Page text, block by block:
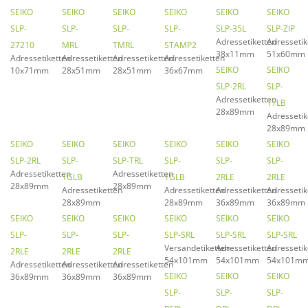
SEIKO
SLP-
27210
Adressetiketten
10x71mm
SEIKO
SLP-
MRL
Adressetiketten
28x51mm
SEIKO
SLP-
TMRL
Adressetiketten
28x51mm
SEIKO
SLP-
STAMP2
Adressetiketten
36x67mm
SEIKO
SLP-35L
Adressetiketten
38x11mm
SEIKO
SLP-ZIP
51x60mm
SEIKO
SLP-2RL
Adressetiketten
28x89mm
SEIKO
SLP-
1YLB
28x89mm
SEIKO
SLP-2RL
Adressetiketten
28x89mm
SEIKO
SLP-
1GLB
Adressetiketten
28x89mm
SEIKO
SLP-TRL
Adressetiketten
28x89mm
SEIKO
SLP-
1GLB
Adressetiketten
28x89mm
SEIKO
SLP-
2RLE
Adressetiketten
36x89mm
SEIKO
SLP-
2RLE
36x89mm
SEIKO
SLP-
2RLE
Adressetiketten
36x89mm
SEIKO
SLP-
2RLE
Adressetiketten
36x89mm
SEIKO
SLP-
2RLE
Adressetiketten
36x89mm
SEIKO
SLP-SRL
Versandetiketten
54x101mm
SEIKO
SLP-SRL
Adressetiketten
54x101mm
SEIKO
SLP-SRL
SEIKO
SLP-
SEIKO
SLP-
SEIKO
SLP-